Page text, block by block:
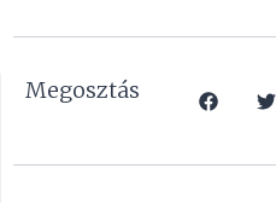
Megosztás